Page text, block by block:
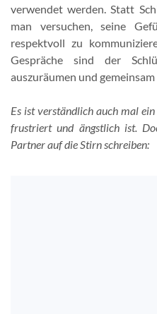
verwendet werden. Statt
man versuchen, seine
respektvoll zu
Gespräche sind der
auszuräumen und
Es ist verständlich auch mal
frustriert und ängstlich ist.
Partner auf die Stirn schreiben: